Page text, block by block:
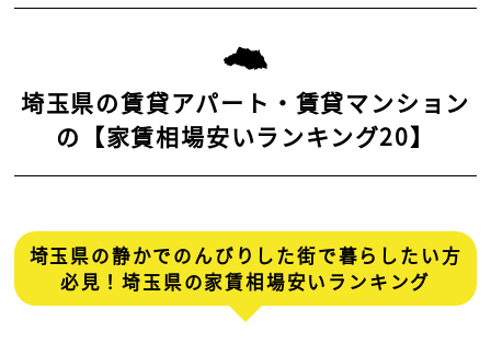
埼玉県の賃貸アパート・賃貸マンション
の【家賃相場安いランキング20】
埼玉県の静かでのんびりした街で暮らしたい方
必見！埼玉県の家賃相場安いランキング